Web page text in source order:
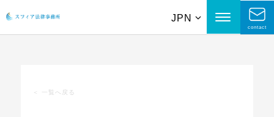
JPN
contact
一覧へ戻る